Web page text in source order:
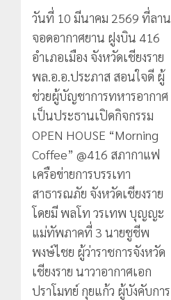
วันที่ 10 มีนาคม 2569 ที่ลาน
จอดอากาศยาน ฝูงบิน 416
อำเภอเมือง จังหวัดเชียงราย
พล.อ.อ.ประภาส สอนใจดี ผู้
ช่วยผู้บัญชาการทหารอากาศ
เป็นประธานเปิดกิจกรรม
OPEN HOUSE “Morning
Coffee” @416 สภากาแฟ
เครือข่ายการบรรเทา
สาธารณภัย จังหวัดเชียงราย
โดยมี พลโท วรเทพ บุญญะ
แม่ทัพภาคที่ 3 นายชูชีพ
พงษ์ไชย ผู้ว่าราชการจังหวัด
เชียงราย นาวาอากาศเอก
ปราโมทย์ กุยแก้ว ผู้บังคับการ